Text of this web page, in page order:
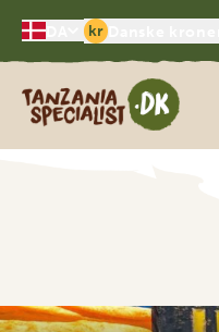
kr
Tanzania Specialist